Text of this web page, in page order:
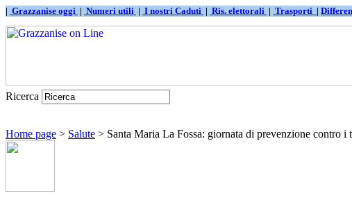
| Grazzanise oggi | Numeri utili | I nostri Caduti | Ris. elettorali | Trasporti |
Ricerca
Home page > Salute > Santa Maria La Fossa: giornata di prevenzione contro i